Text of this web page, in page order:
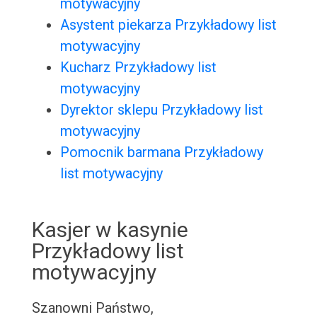
motywacyjny
Asystent piekarza Przykładowy list
motywacyjny
Kucharz Przykładowy list
motywacyjny
Dyrektor sklepu Przykładowy list
motywacyjny
Pomocnik barmana Przykładowy
list motywacyjny
Kasjer w kasynie
Przykładowy list
motywacyjny
Szanowni Państwo,